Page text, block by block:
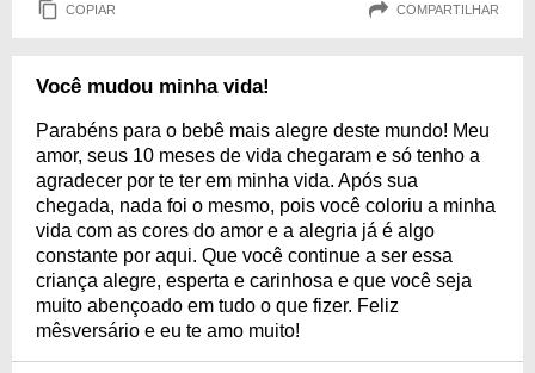
COPIAR COMPARTILHAR
Você mudou minha vida!
Parabéns para o bebê mais alegre deste mundo! Meu
amor, seus 10 meses de vida chegaram e só tenho a
agradecer por te ter em minha vida. Após sua
chegada, nada foi o mesmo, pois você coloriu a minha
vida com as cores do amor e a alegria já é algo
constante por aqui. Que você continue a ser essa
criança alegre, esperta e carinhosa e que você seja
muito abençoado em tudo o que fizer. Feliz
mêsversário e eu te amo muito!